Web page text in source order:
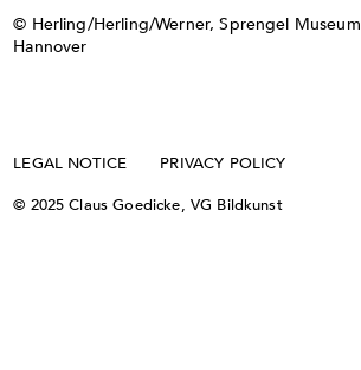
© Herling/Herling/Werner, Sprengel Museum
Hannover
LEGAL NOTICE
PRIVACY POLICY
© 2025 Claus Goedicke, VG Bildkunst